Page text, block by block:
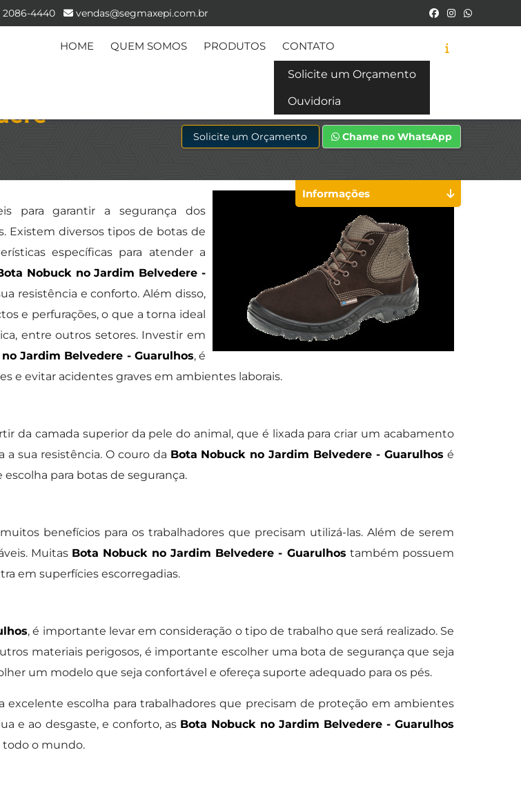
2086-4440 vendas@segmaxepi.com.br
HOME QUEM SOMOS PRODUTOS CONTATO
Solicite um Orçamento
Ouvidoria
Solicite um Orçamento Chame no WhatsApp
para garantir a segurança dos
Existem diversos tipos de botas de
específicas para atender a
Nobuck no Jardim Belvedere -
resistência e conforto. Além disso,
e perfurações, o que a torna ideal
entre outros setores. Investir em
Jardim Belvedere - Guarulhos, é
e evitar acidentes graves em ambientes laborais.
da camada superior da pele do animal, que é lixada para criar um acabamento
sua resistência. O couro da Bota Nobuck no Jardim Belvedere - Guarulhos é
para botas de segurança.
benefícios para os trabalhadores que precisam utilizá-las. Além de serem
Muitas Bota Nobuck no Jardim Belvedere - Guarulhos também possuem
em superfícies escorregadias.
, é importante levar em consideração o tipo de trabalho que será realizado. Se
materiais perigosos, é importante escolher uma bota de segurança que seja
um modelo que seja confortável e ofereça suporte adequado para os pés.
excelente escolha para trabalhadores que precisam de proteção em ambientes
e ao desgaste, e conforto, as Bota Nobuck no Jardim Belvedere - Guarulhos
todo o mundo.
Informações